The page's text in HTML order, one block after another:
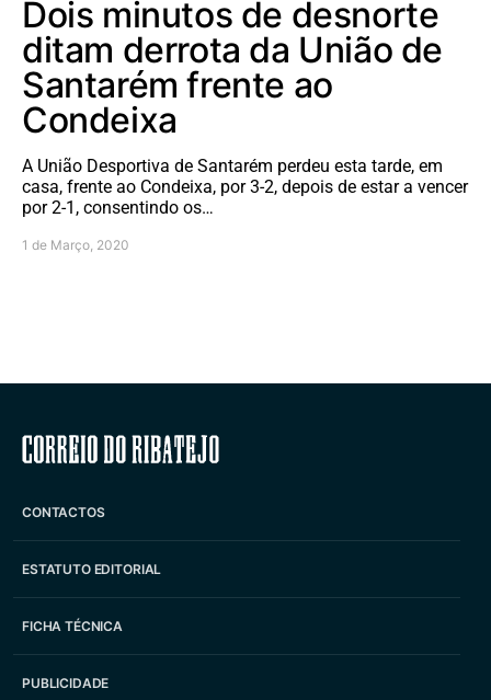
Dois minutos de desnorte
ditam derrota da União de
Santarém frente ao
Condeixa
A União Desportiva de Santarém perdeu esta tarde, em
casa, frente ao Condeixa, por 3-2, depois de estar a vencer
por 2-1, consentindo os…
1 de Março, 2020
Correio do Ribatejo
CONTACTOS
ESTATUTO EDITORIAL
FICHA TÉCNICA
PUBLICIDADE